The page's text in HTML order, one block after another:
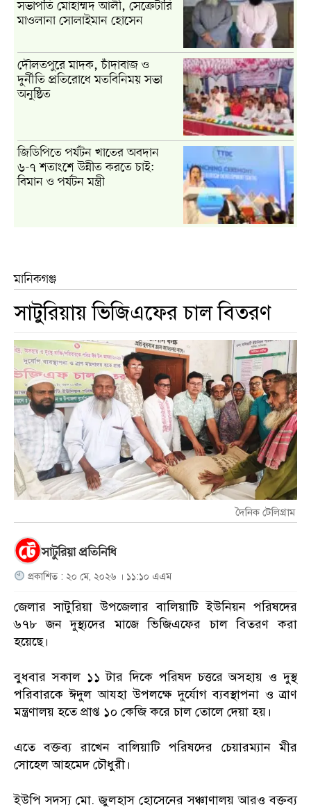
সভাপতি মোহাম্মদ আলী, সেক্রেটারি
মাওলানা সোলাইমান হোসেন
দৌলতপুরে মাদক, চাঁদাবাজ ও
দুর্নীতি প্রতিরোধে মতবিনিময় সভা
অনুষ্ঠিত
জিডিপিতে পর্যটন খাতের অবদান
৬-৭ শতাংশে উন্নীত করতে চাই:
বিমান ও পর্যটন মন্ত্রী